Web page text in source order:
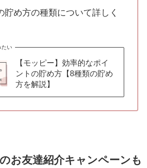
め方の種類について詳しく
たい
【モッピー】効率的なポイ
ントの貯め方【8種類の貯め
方を解説】
お友達紹介キャンペーンも